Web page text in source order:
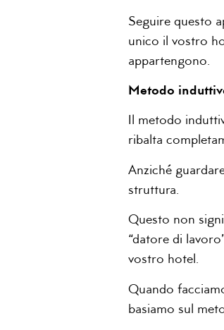
Seguire questo
unico il vostro
appartengono.
Metodo
Il metodo
ribalta
Anziché
struttura.
Questo non
“datore di
vostro hotel.
Quando
basiamo sul